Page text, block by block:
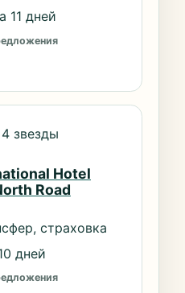
11 дней
звезды
Hotel
Road
страховка
дней